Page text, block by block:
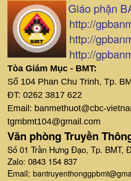
Giáo phận
http://
http://
http://
Tòa Giám Mục - BMT:
Số 104 Phan Chu Trinh, Tp.
ĐT: 0262 3817 622
Email: banmethuot@cbc-
tgmbmt104@gmail.com
Văn phòng Truyền
Số 01 Trần Hưng Đạo, Tp. BMT,
Zalo: 0843 154 837
Email: